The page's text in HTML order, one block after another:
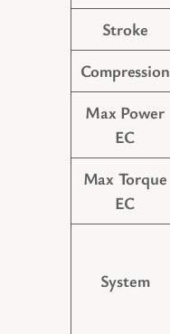
Stroke
Compression
Max Power
EC
Max Torque
EC
System